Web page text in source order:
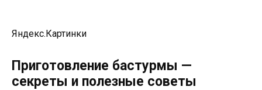
Яндекс.Картинки
Приготовление бастурмы —
секреты и полезные советы